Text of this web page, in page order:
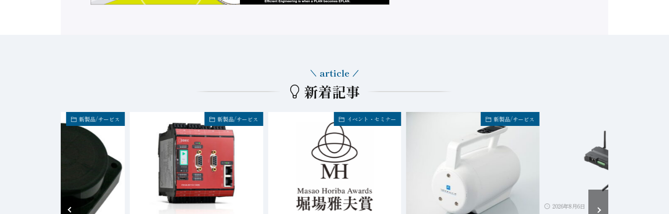
新着記事
article
新製品/サービス 新製品/サービス イベント・セミナー 新製品/サービス
2026年8月6日